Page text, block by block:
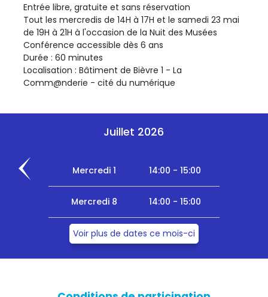
Entrée libre, gratuite et sans réservation
Tout les mercredis de 14H à 17H et le samedi 23 mai
de 19H à 21H à l'occasion de la Nuit des Musées
Conférence accessible dès 6 ans
Durée : 60 minutes
Localisation : Bâtiment de Bièvre 1 - La
Comm@nderie - cité du numérique
Juillet 2026
Mercredi 1 14:00 - 15:00
Mercredi 8 14:00 - 15:00
Voir plus de dates ce mois-ci